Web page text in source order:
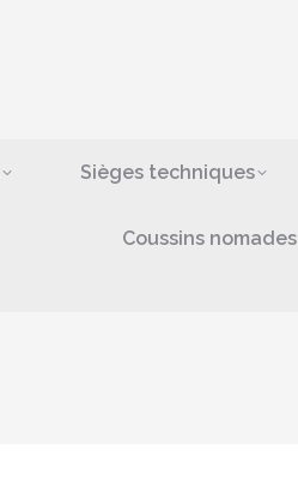
Sièges techniques
Coussins nomades